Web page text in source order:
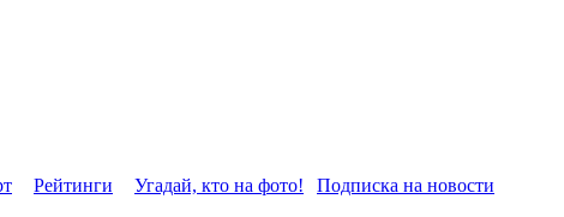
Рейтинги Угадай, кто на фото! Подписка на новости